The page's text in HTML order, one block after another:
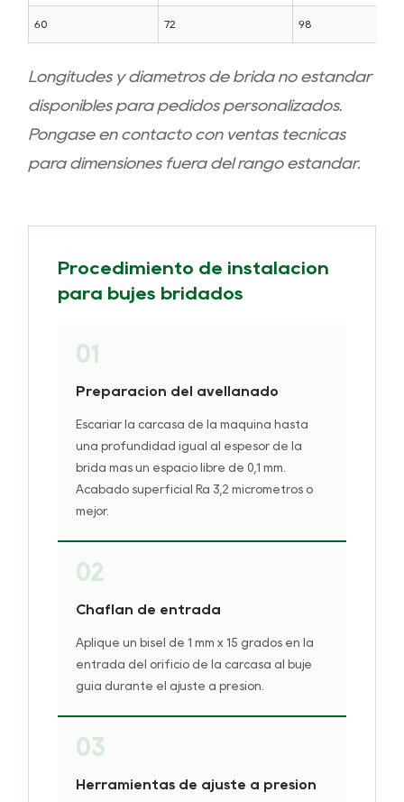
60 72 98
Longitudes y diámetros de brida no estándar
disponibles para pedidos personalizados.
Póngase en contacto con ventas técnicas
para dimensiones fuera del rango estándar.
Procedimiento de instalación
para bujes bridados
01
Preparación del avellanado
Escariar la carcasa de la máquina hasta
una profundidad igual al espesor de la
brida más un espacio libre de 0,1 mm.
Acabado superficial Ra 3,2 micrómetros o
mejor.
02
Chaflán de entrada
Aplique un bisel de 1 mm x 15 grados en la
entrada del orificio de la carcasa al buje
guía durante el ajuste a presión.
03
Herramientas de ajuste a presión